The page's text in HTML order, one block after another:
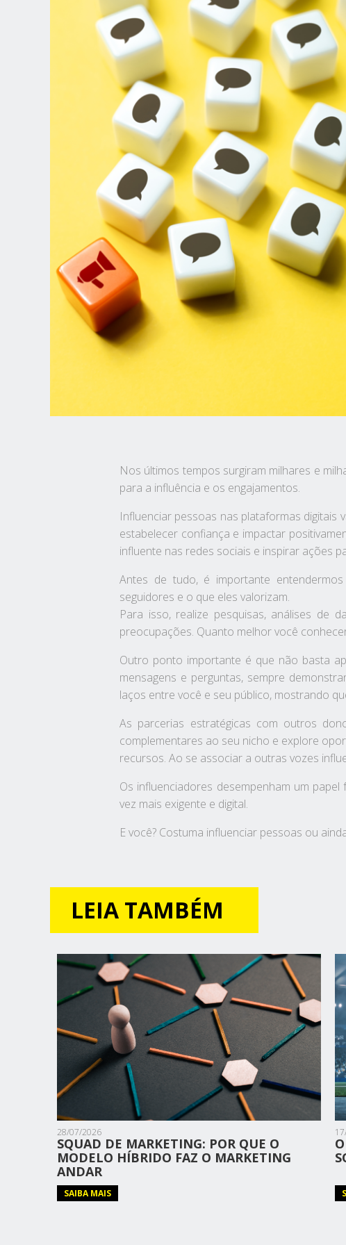
Nos últimos tempos surgiram milhares e
para a influência e os engajamentos.
Influenciar pessoas nas plataformas digitais
estabelecer confiança e impactar
influente nas redes sociais e inspirar ações
Antes de tudo, é importante
seguidores e o que eles valorizam.
Para isso, realize pesquisas, análises de
preocupações. Quanto melhor você
Outro ponto importante é que não basta
mensagens e perguntas, sempre
laços entre você e seu público, mostrando
As parcerias estratégicas com outros
complementares ao seu nicho e explore
recursos. Ao se associar a outras vozes
Os influenciadores desempenham um
vez mais exigente e digital.
E você? Costuma influenciar pessoas ou
LEIA TAMBÉM
28/07/2026
SQUAD DE MARKETING: POR QUE O
MODELO HÍBRIDO FAZ O MARKETING
ANDAR
SAIBA MAIS